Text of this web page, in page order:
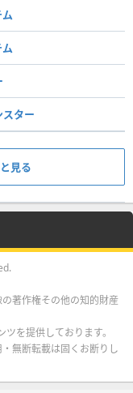
ター
見る
著作権その他の知的財産
を提供しております。
無断転載は固くお断りし